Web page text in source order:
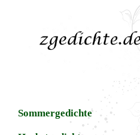
Sommergedichte